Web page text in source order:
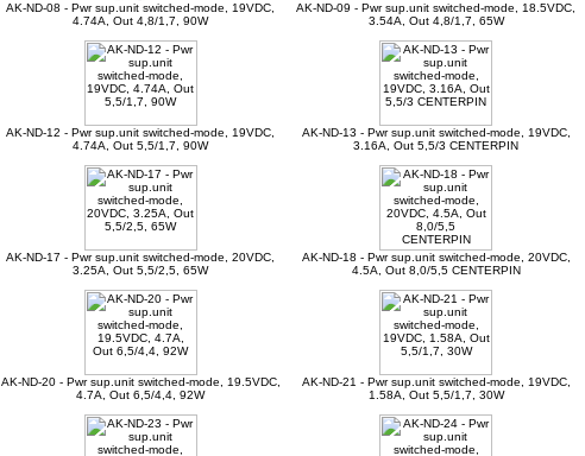
AK-ND-08 - Pwr sup.unit switched-mode, 19VDC,
4.74A, Out 4,8/1,7, 90W
AK-ND-09 - Pwr sup.unit switched-mode, 18.5VDC,
3.54A, Out 4,8/1,7, 65W
AK-ND-12 - Pwr sup.unit switched-mode, 19VDC,
4.74A, Out 5,5/1,7, 90W
AK-ND-13 - Pwr sup.unit switched-mode, 19VDC,
3.16A, Out 5,5/3 CENTERPIN
AK-ND-17 - Pwr sup.unit switched-mode, 20VDC,
3.25A, Out 5,5/2,5, 65W
AK-ND-18 - Pwr sup.unit switched-mode, 20VDC,
4.5A, Out 8,0/5,5 CENTERPIN
AK-ND-20 - Pwr sup.unit switched-mode, 19.5VDC,
4.7A, Out 6,5/4,4, 92W
AK-ND-21 - Pwr sup.unit switched-mode, 19VDC,
1.58A, Out 5,5/1,7, 30W